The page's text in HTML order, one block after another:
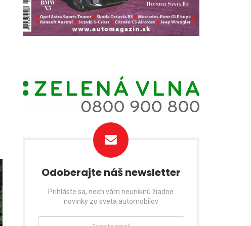
Odoberajte náš newsletter
Prihláste sa, nech vám neuniknú žiadne
novinky zo sveta automobilov